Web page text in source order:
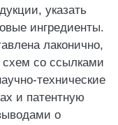
указать
ингредиенты.
лаконично,
со ссылками
технические
и патентную
о